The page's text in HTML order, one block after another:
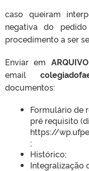
caso queiram
negativa do
procedimento a ser
Enviar em
email
documentos:
Formulário de
pré requisito
https://
;
Histórico;
Integralização